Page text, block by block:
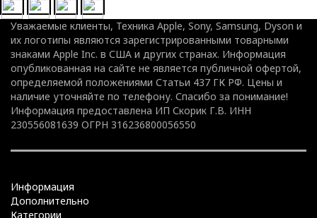
Уважаемые клиенты, Техника Apple, Sony, Samsung, Dyson и
их логотипы являются зарегистрированными товарными
знаками Apple Inc. в США и других странах. Информация
опубликованная на сайте не является публичной офертой,
определяемой положениями Статьи 437 ГК РФ. Цены и
наличие уточняйте по телефону. Спасибо за понимание!
Информация предоставлена ИП Скорик Г.В. ИНН
230556081639 ОГРН 316236800056550
Информация
Дополнительно
Категории